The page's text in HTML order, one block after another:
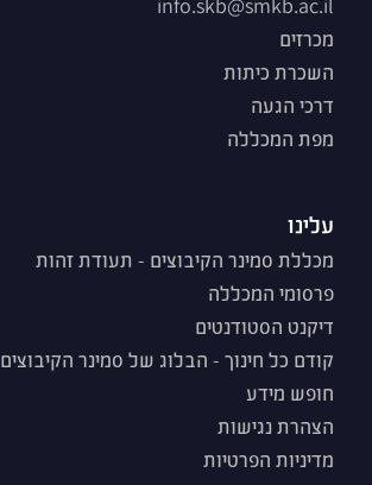
מכרזים
השכרת כיתות
דרכי הגעה
מפת המכללה
עלינו
מכללת סמינר הקיבוצים - תעודת זהות
פרסומי המכללה
דיקנט הסטודנטים
קודם כל חינוך - הבלוג של סמינר הקיבוצים
חופש מידע
הצהרת נגישות
מדיניות הפרטיות